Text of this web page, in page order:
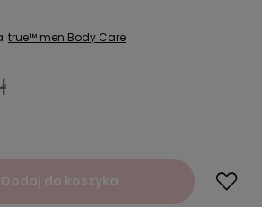
true™ men Body Care
Dodaj do koszyka